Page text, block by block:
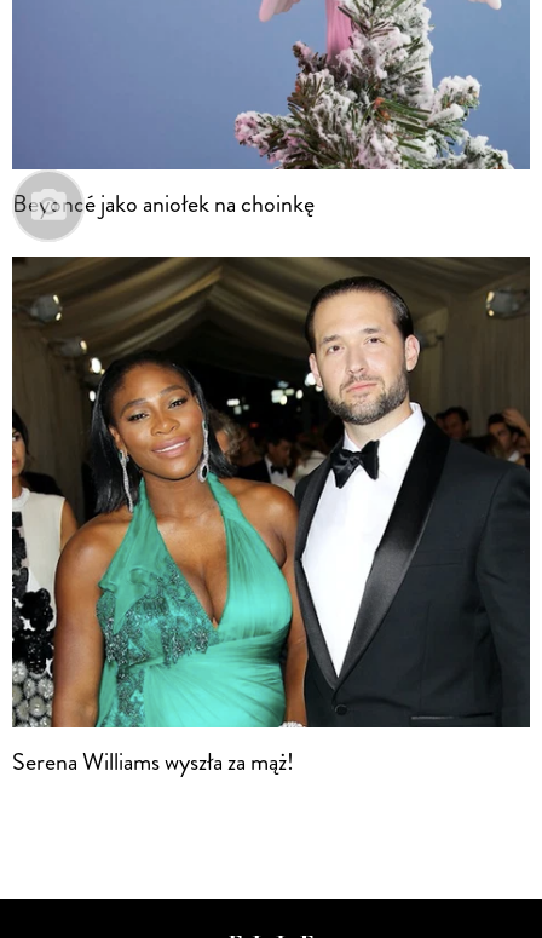
Beyoncé jako aniołek na choinkę
Serena Williams wyszła za mąż!